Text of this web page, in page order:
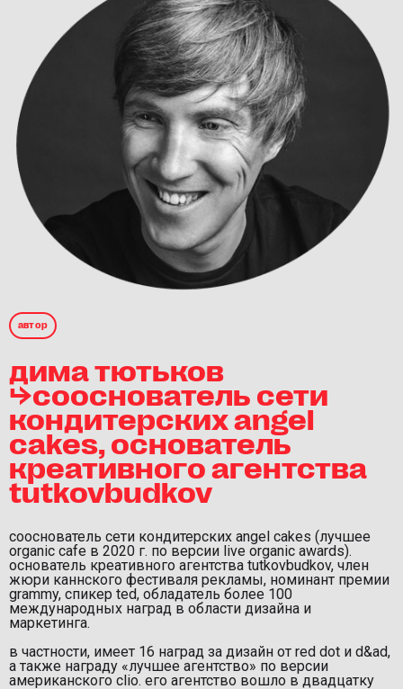
автор
дима тютьков
⮡сооснователь сети
кондитерских angel
cakes, основатель
креативного агентства
tutkovbudkov
сооснователь сети кондитерских angel cakes (лучшее
organic cafe в 2020 г. по версии live organic awards).
основатель креативного агентства tutkovbudkov, член
жюри каннского фестиваля рекламы, номинант премии
grammy, спикер ted, обладатель более 100
международных наград в области дизайна и
маркетинга.
в частности, имеет 16 наград за дизайн от red dot и d&ad,
а также награду «лучшее агентство» по версии
американского clio. его агентство вошло в двадцатку